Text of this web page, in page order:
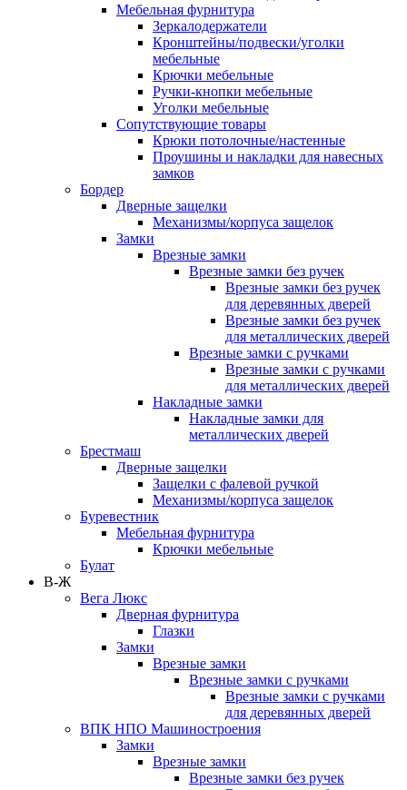
Мебельная фурнитура
Зеркалодержатели
Кронштейны/подвески/уголки
мебельные
Крючки мебельные
Ручки-кнопки мебельные
Уголки мебельные
Сопутствующие товары
Крюки потолочные/настенные
Проушины и накладки для навесных
замков
Бордер
Дверные защелки
Механизмы/корпуса защелок
Замки
Врезные замки
Врезные замки без ручек
Врезные замки без ручек
для деревянных дверей
Врезные замки без ручек
для металлических дверей
Врезные замки с ручками
Врезные замки с ручками
для металлических дверей
Накладные замки
Накладные замки для
металлических дверей
Брестмаш
Дверные защелки
Защелки с фалевой ручкой
Механизмы/корпуса защелок
Буревестник
Мебельная фурнитура
Крючки мебельные
Булат
В-Ж
Вега Люкс
Дверная фурнитура
Глазки
Замки
Врезные замки
Врезные замки с ручками
Врезные замки с ручками
для деревянных дверей
ВПК НПО Машиностроения
Замки
Врезные замки
Врезные замки без ручек